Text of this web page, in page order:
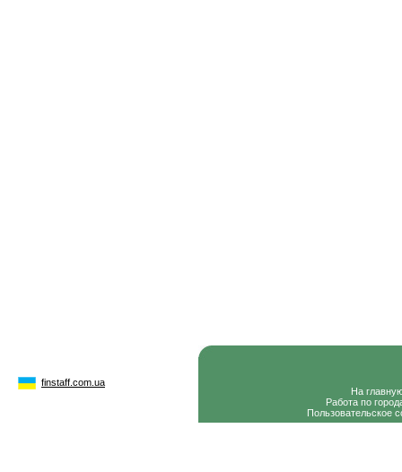
finstaff.com.ua
На
Работа по
Пользовательское